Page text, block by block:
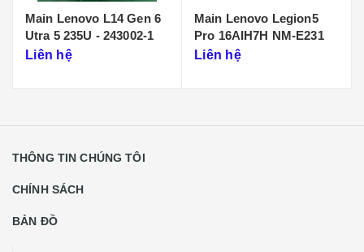
Main Lenovo L14 Gen 6
Utra 5 235U - 243002-1
Liên hệ
Main Lenovo Legion5
Pro 16AIH7H NM-E231
Liên hệ
THÔNG TIN CHÚNG TÔI
CHÍNH SÁCH
BẢN ĐỒ